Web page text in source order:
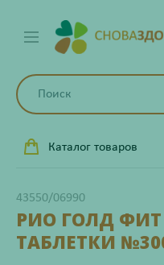
Каталог товаров
43550/06990
РИО ГОЛД
ТАБЛЕТКИ